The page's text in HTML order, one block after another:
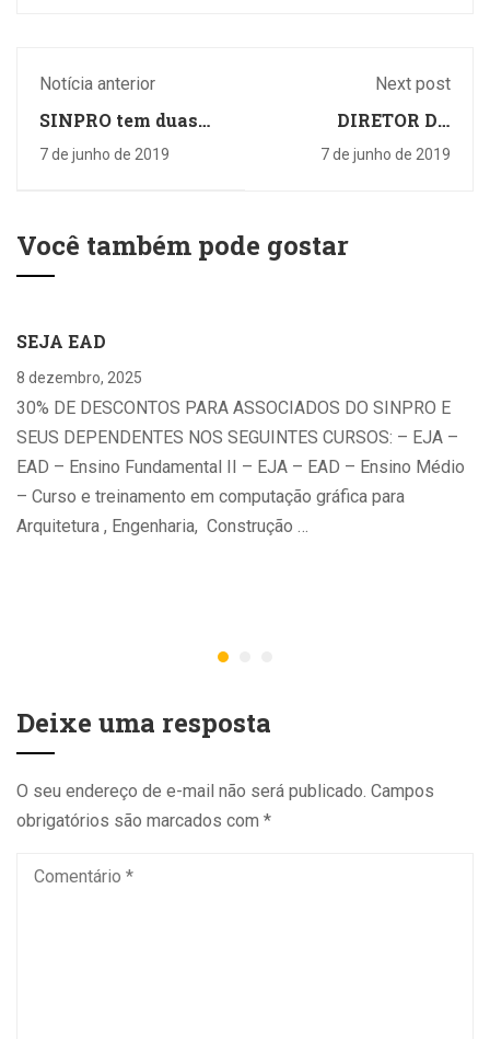
Notícia anterior
SINPRO tem duas
Encontro
7 de junho de 2019
Next post
DIRETOR DO
PROFESSORES DA
7 de junho de 2019
Você também pode gostar
SEJA EAD
8 dezembro, 2025
30% DE DESCONTOS PARA ASSOCIADOS DO SINPRO E
SEUS DEPENDENTES NOS SEGUINTES CURSOS: – EJA –
EAD – Ensino Fundamental II – EJA – EAD – Ensino Médio
– Curso e treinamento em computação gráfica para
Arquitetura , Engenharia, Construção …
Deixe uma resposta
O seu endereço de e-mail não será publicado. Campos
obrigatórios são marcados com *